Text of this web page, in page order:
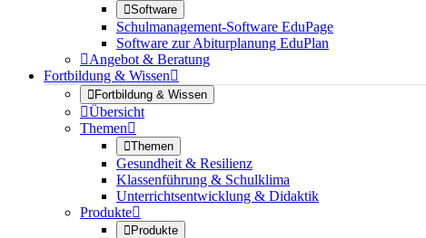
Software
Schulmanagement-Software EduPage
Software zur Abiturplanung EduPlan
Angebot & Beratung
Fortbildung & Wissen
Fortbildung & Wissen
Übersicht
Themen
Themen
Gesundheit & Resilienz
Klassenführung & Schulklima
Unterrichtsentwicklung & Didaktik
Produkte
Produkte